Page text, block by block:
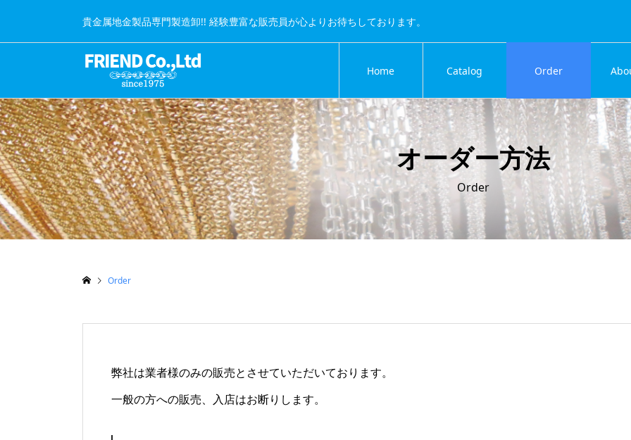
貴金属地金製品専門製造卸!! 経験豊富な販売員が心よりお待ちしております。
Home Catalog Order
オーダー方法
Order
Order
弊社は業者様のみの販売とさせていただいております。
一般の方への販売、入店はお断りします。